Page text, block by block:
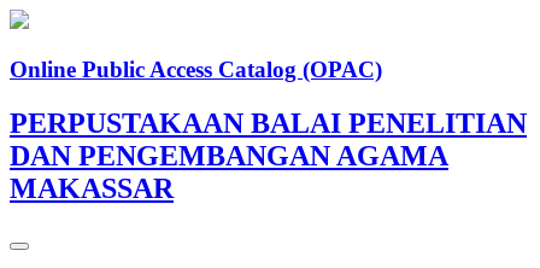
Online Public Access Catalog (OPAC)
PERPUSTAKAAN BALAI PENELITIAN
DAN PENGEMBANGAN AGAMA
MAKASSAR